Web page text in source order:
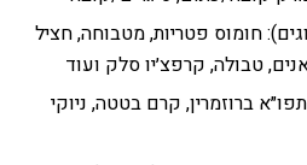
ראשונה (10 סוגים): חומוס פטריות, מטבוחה, חציל
טבולה, קרפצ׳יו סלק ועוד
ברוזמרין, קרם בטטה, ניוקי